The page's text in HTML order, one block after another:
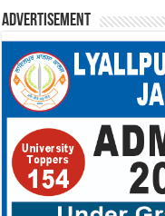
Advertisement